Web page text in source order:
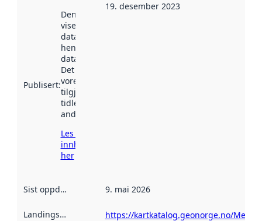
Publisert:
Denne datoen
viser når
datasettet vart
henta inn av
data.norge.no.
Det kan ha
vore
tilgjengeleg
tidlegare
andre stader.
Les meir om
innhenting
her
19. desember 2023
Sist oppdatert 9. mai 2026
Landingsside
https://kartkatalog.geonorge.no/